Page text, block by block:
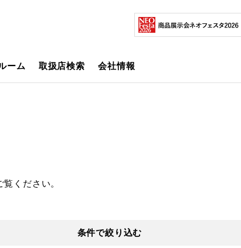
ーム 取扱店検索 会社情報
ください。
条件で絞り込む